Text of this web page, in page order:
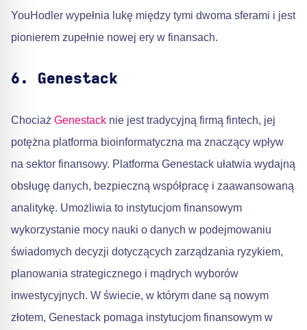
YouHodler wypełnia lukę między tymi dwoma sferami i jest
pionierem zupełnie nowej ery w finansach.
6. Genestack
Chociaż Genestack nie jest tradycyjną firmą fintech, jej
potężna platforma bioinformatyczna ma znaczący wpływ
na sektor finansowy. Platforma Genestack ułatwia wydajną
obsługę danych, bezpieczną współpracę i zaawansowaną
analitykę. Umożliwia to instytucjom finansowym
wykorzystanie mocy nauki o danych w podejmowaniu
świadomych decyzji dotyczących zarządzania ryzykiem,
planowania strategicznego i mądrych wyborów
inwestycyjnych. W świecie, w którym dane są nowym
złotem, Genestack pomaga instytucjom finansowym w